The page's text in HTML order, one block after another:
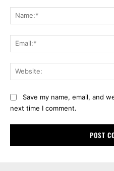
Save my name, email, and
next time I comment.